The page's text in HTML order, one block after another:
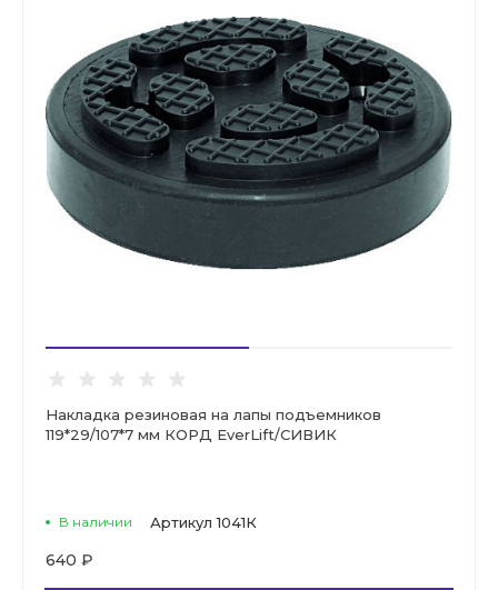
Накладка резиновая на лапы подъемников
119*29/107*7 мм КОРД EverLift/СИВИК
В наличии Артикул 1041К
640 ₽